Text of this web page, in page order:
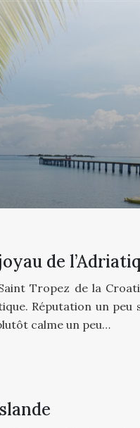
de
Tropez de la
Réputation un peu
calme un peu…